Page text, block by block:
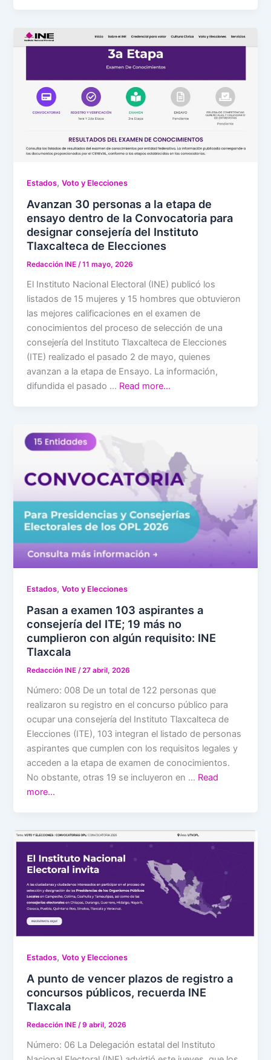
Estados,Voto y Elecciones
Avanzan 30 personas a la etapa de
ensayo dentro de la Convocatoria para
designar consejería del Instituto
Tlaxcalteca de Elecciones
Redacción INE /11 mayo, 2026
El Instituto Nacional Electoral (INE) publicó los
listados de 15 mujeres y 15 hombres que obtuvieron
las mejores calificaciones en el examen de
conocimientos del proceso de selección de una
consejería del Instituto Tlaxcalteca de Elecciones
(ITE) realizado el pasado 2 de mayo, quienes
avanzan a la etapa de Ensayo. La información,
difundida el pasado … Read more…
Estados,Voto y Elecciones
Pasan a examen 103 aspirantes a
consejería del ITE; 19 más no
cumplieron con algún requisito: INE
Tlaxcala
Redacción INE/27 abril, 2026
Número: 008 De un total de 122 personas que
realizaron su registro en el concurso público para
ocupar una consejería del Instituto Tlaxcalteca de
Elecciones (ITE), 103 integran el listado de personas
aspirantes que cumplen con los requisitos legales y
acceden a la etapa de examen de conocimientos.
No obstante, otras 19 se incluyeron en … Read
more…
Estados,Voto y Elecciones
A punto de vencer plazos de registro a
concursos públicos, recuerda INE
Tlaxcala
Redacción INE /9 abril, 2026
Número: 06 La Delegación estatal del Instituto